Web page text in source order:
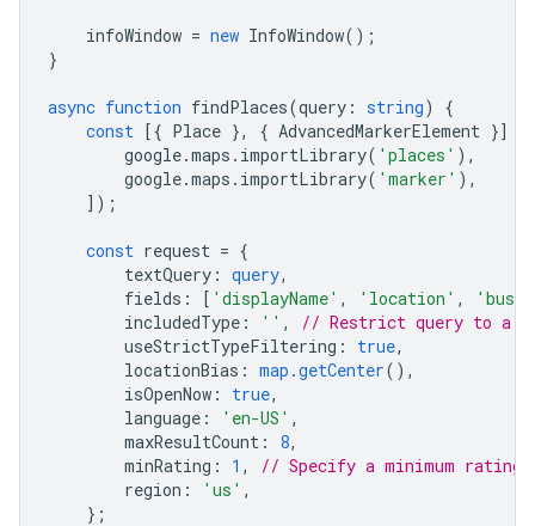
infoWindow = new InfoWindow();
}
async function findPlaces(query : string)
{
const [{ Place }, { AdvancedMarkerElement }]
google.maps . importLibrary( 'places' ),
google.maps . importLibrary( 'marker' ),
]);
const request = {
textQuery : query,
fields : [ 'displayName' , 'location' ,
includedType : '' ,
// Restrict query to a
useStrictTypeFiltering : true,
locationBias : map.getCenter(),
isOpenNow : true,
language : 'en-US' ,
maxResultCount : 8,
minRating : 1 ,
// Specify a minimum rating.
region : 'us' ,
};